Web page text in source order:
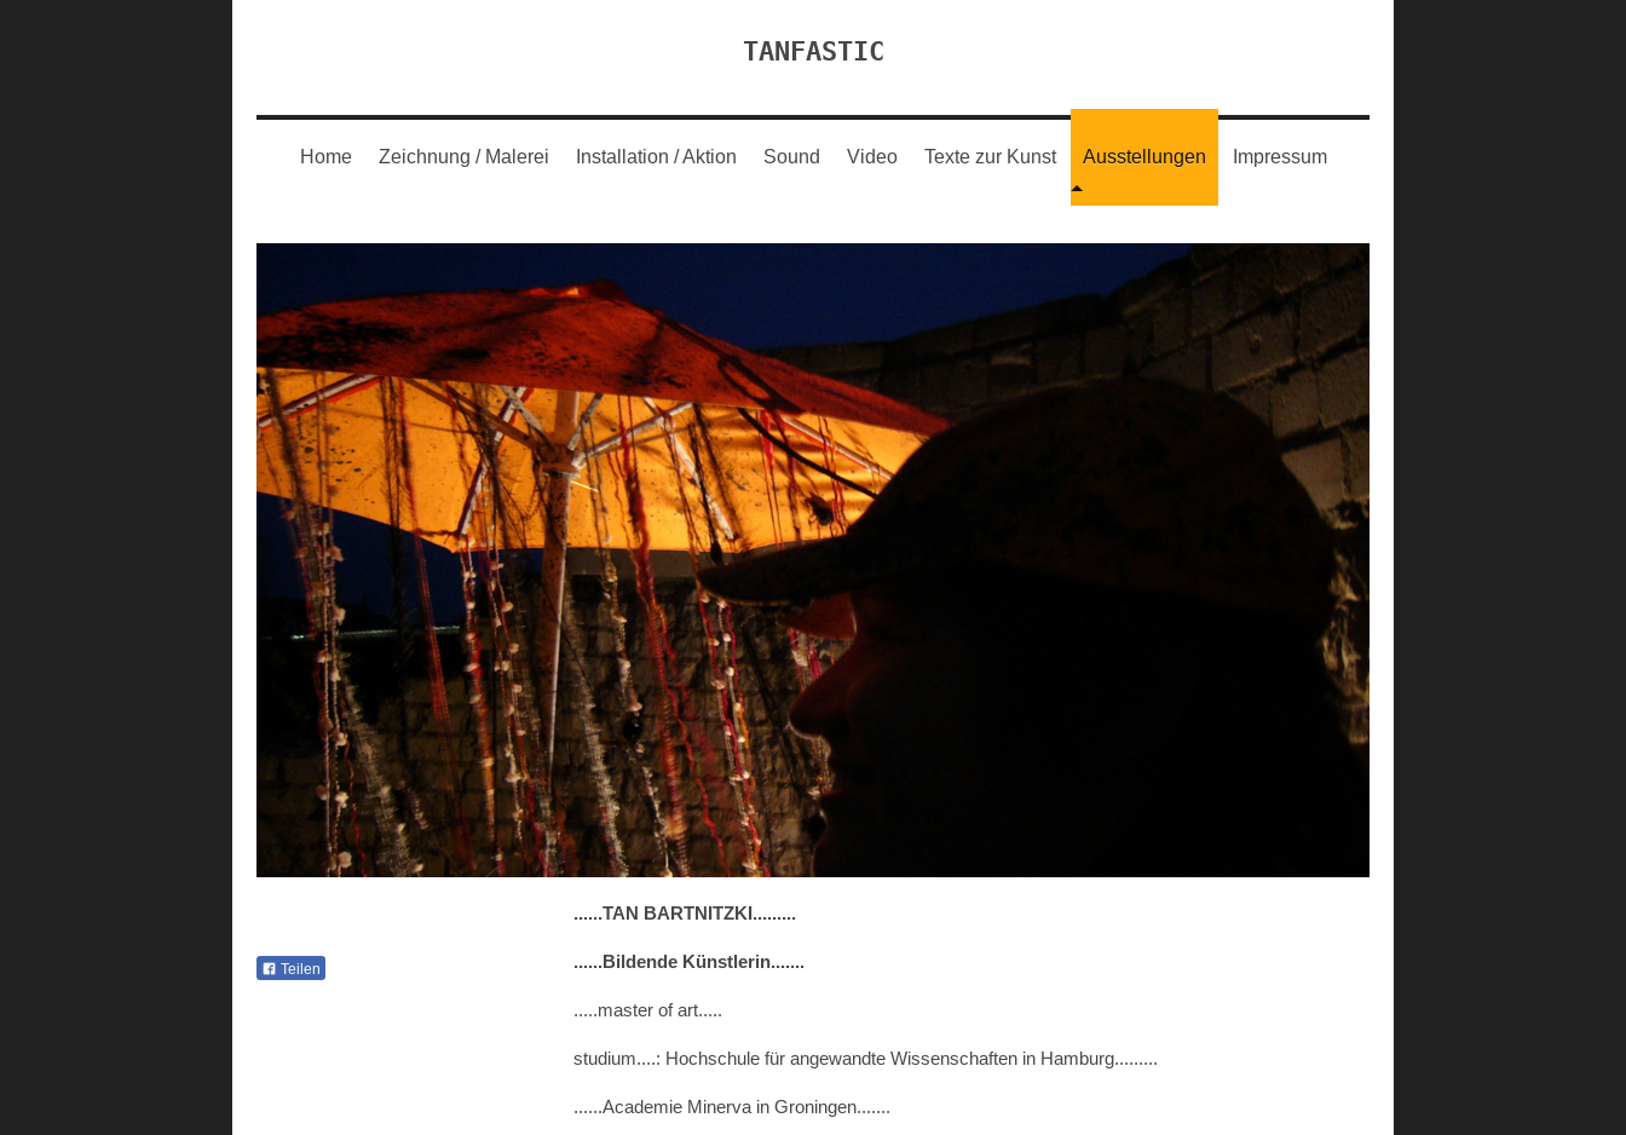
TANFASTIC
Home Zeichnung / Malerei Installation / Aktion Sound Video Texte zur Kunst Ausstellungen Impressum
......TAN BARTNITZKI.........
......Bildende Künstlerin.......
.....master of art.....
studium....: Hochschule für angewandte Wissenschaften in Hamburg.........
......Academie Minerva in Groningen.......
Teilen